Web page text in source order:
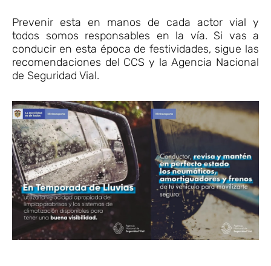
Prevenir esta en manos de cada actor vial y
todos somos responsables en la vía. Si vas a
conducir en esta época de festividades, sigue las
recomendaciones del CCS y la Agencia Nacional
de Seguridad Vial.